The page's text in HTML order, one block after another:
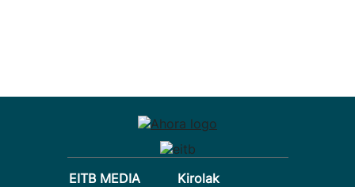
EITB MEDIA
Kirolak